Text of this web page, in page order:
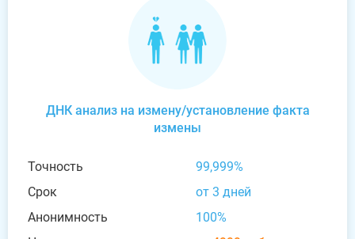
ДНК анализ на измену/установление факта
измены
Точность
99,999%
Срок
от 3 дней
Анонимность
100%